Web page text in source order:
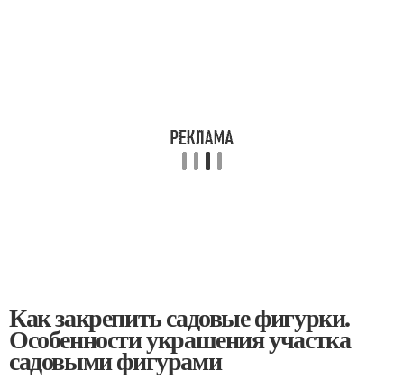
Как закрепить садовые фигурки.
Особенности украшения участка
садовыми фигурами